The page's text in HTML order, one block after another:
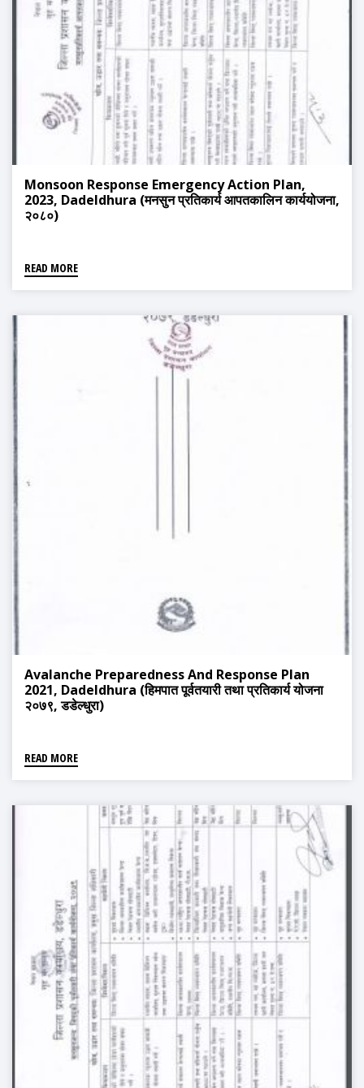
Monsoon Response Emergency Action Plan,
2023, Dadeldhura (मनसुन प्रतिकार्य आपतकालिन कार्ययोजना,
२०८०)
READ MORE
Avalanche Preparedness And Response Plan
2021, Dadeldhura (हिमपात पूर्वतयारी तथा प्रतिकार्य योजना
२०७९, डडेल्धुरा)
READ MORE